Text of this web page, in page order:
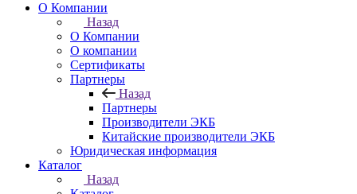
О Компании
Назад
О Компании
О компании
Сертификаты
Партнеры
Назад
Партнеры
Производители ЭКБ
Китайские производители ЭКБ
Юридическая информация
Каталог
Назад